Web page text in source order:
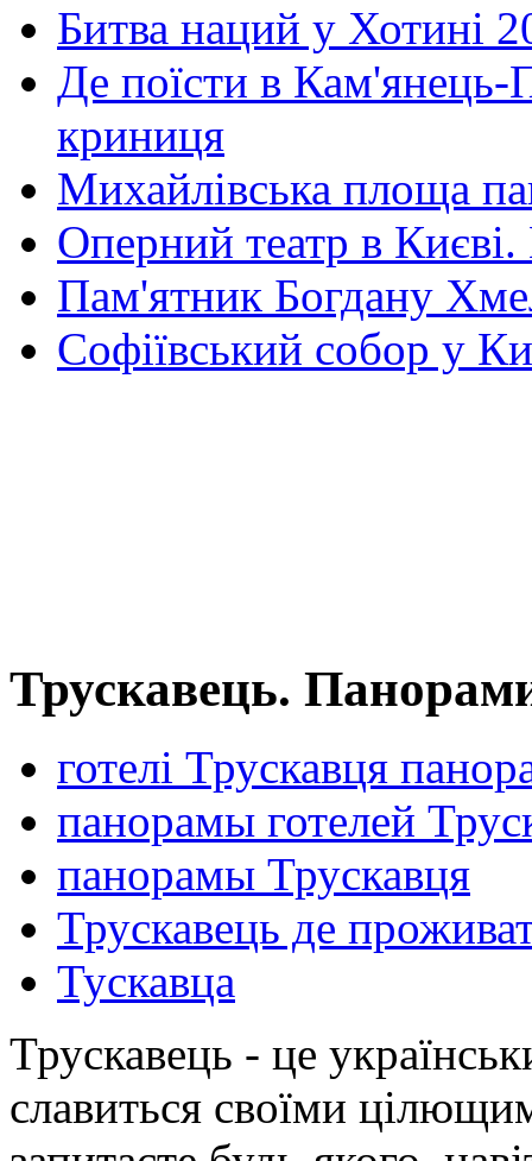
Битва наций у Хотині
Де поїсти в Кам'янець-
криниця
Михайлівська площа
Оперний театр в
Пам'ятник Богдану
Софіївський собор у
Трускавець.
готелі Трускавця
панорамы готелей
панорамы Трускавця
Трускавець де
Тускавца
Трускавець - це
славиться своїми